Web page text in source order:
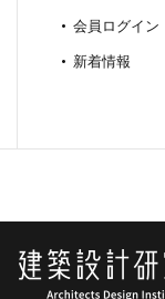
会員ログイン
新着情報